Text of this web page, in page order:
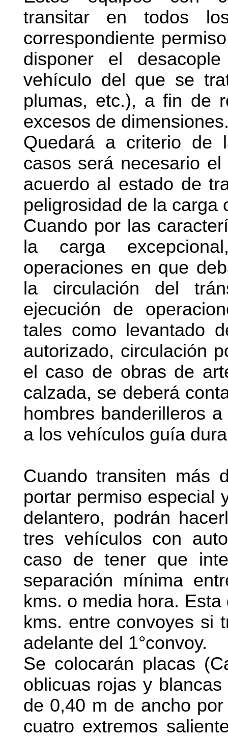
transitar en todos
correspondiente
disponer el
vehículo del que se
plumas, etc.), a fin de
excesos de
Quedará a criterio de
casos será necesario
acuerdo al estado de
peligrosidad de la carga
Cuando por las
la carga
operaciones en que
la circulación del
ejecución de
tales como levantado
autorizado, circulación
el caso de obras de
calzada, se deberá
hombres banderilleros
a los vehículos guía
Cuando transiten más
portar permiso especial
delantero, podrán
tres vehículos con
caso de tener que
separación mínima
kms. o media hora.
kms. entre convoyes si
adelante del 1°convoy.
Se colocarán placas
oblicuas rojas y
de 0,40 m de ancho
cuatro extremos